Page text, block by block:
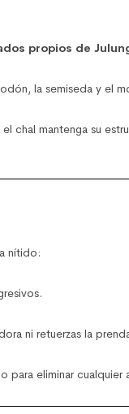
propios de
la semiseda y
chal mantenga su
nítido:
ni retuerzas la
eliminar cualquier